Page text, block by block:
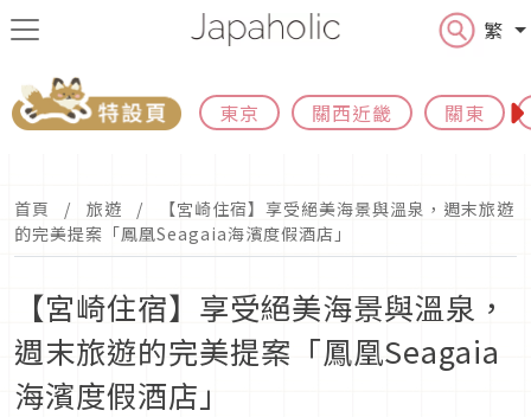
繁
東京 關西近畿 關東
首頁 旅遊
【宮崎住宿】享受絕美海景與溫泉，週末旅遊
的完美提案「鳳凰Seagaia海濱度假酒店」
【宮崎住宿】享受絕美海景與溫泉，
週末旅遊的完美提案「鳳凰Seagaia
海濱度假酒店」